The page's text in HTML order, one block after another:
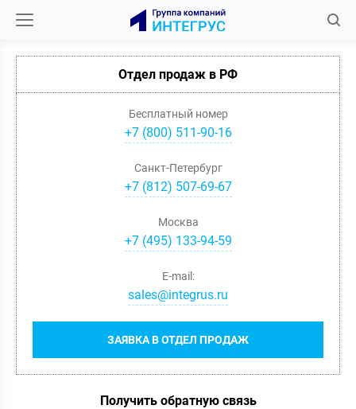
Отдел продаж в РФ
Бесплатный номер
+7 (800) 511-90-16
Санкт-Петербург
+7(812) 507-69-67
Москва
+7(495) 133-94-59
ЗАЯВКА В ОТДЕЛ ПРОДАЖ
E-mail:
sales@integrus.ru
Получить обратную связь